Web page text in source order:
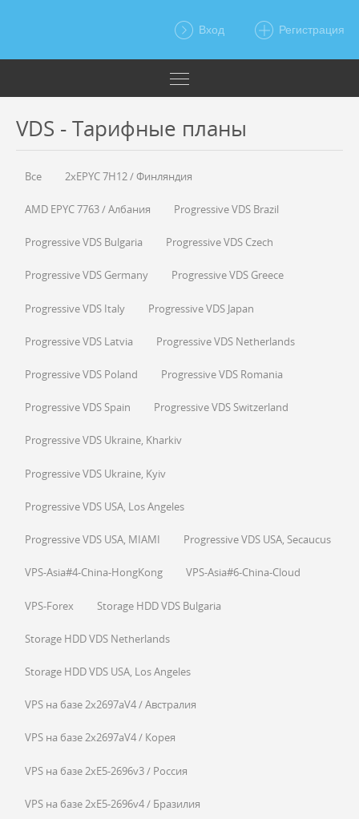
Вход Регистрация
VDS - Тарифные планы
Все 2xEPYC 7H12 / Финляндия
AMD EPYC 7763 / Албания Progressive VDS Brazil
Progressive VDS Bulgaria Progressive VDS Czech
Progressive VDS Germany Progressive VDS Greece
Progressive VDS Italy Progressive VDS Japan
Progressive VDS Latvia Progressive VDS Netherlands
Progressive VDS Poland Progressive VDS Romania
Progressive VDS Spain Progressive VDS Switzerland
Progressive VDS Ukraine, Kharkiv
Progressive VDS Ukraine, Kyiv
Progressive VDS USA, Los Angeles
Progressive VDS USA, MIAMI Progressive VDS USA, Secaucus
VPS-Asia#4-China-HongKong VPS-Asia#6-China-Cloud
VPS-Forex Storage HDD VDS Bulgaria
Storage HDD VDS Netherlands
Storage HDD VDS USA, Los Angeles
VPS на базе 2x2697aV4 / Австралия
VPS на базе 2x2697aV4 / Корея
VPS на базе 2xE5-2696v3 / Россия
VPS на базе 2xE5-2696v4 / Бразилия